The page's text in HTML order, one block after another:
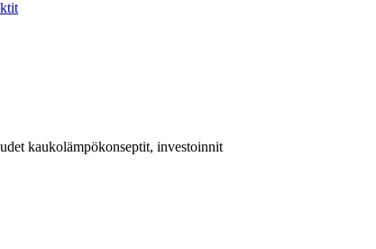
kaukolämpökonseptit, investoinnit